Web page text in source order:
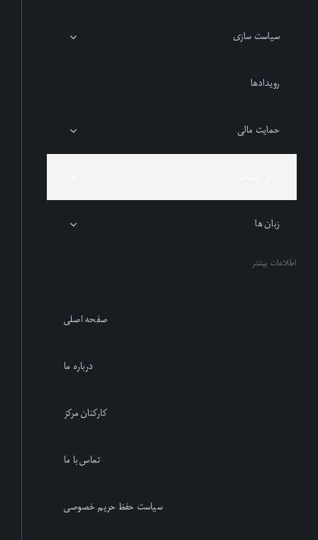
سیاست سازی
رویدادها
حمایت مالی
زبان ها
اطلاعات بیشتر
صفحه اصلی
درباره ما
کارکنان مرکز
تماس با ما
سیاست حفظ حریم خصوصی